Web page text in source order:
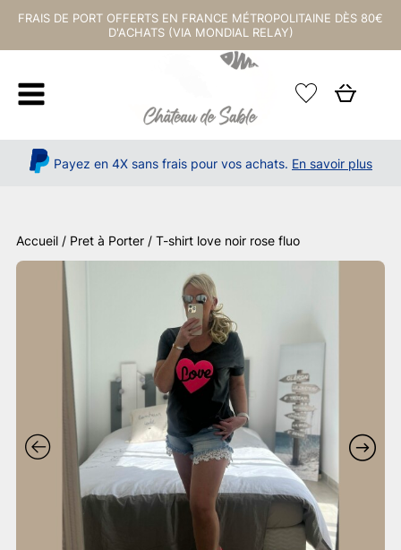
FRAIS DE PORT OFFERTS EN FRANCE MÉTROPOLITAINE DÈS 80€
D'ACHATS (VIA MONDIAL RELAY)
Payez en 4X sans frais pour vos achats. En savoir plus
Accueil / Pret à Porter / T-shirt love noir rose fluo